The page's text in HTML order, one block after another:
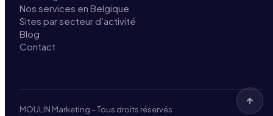
Nos services en Belgique
Sites par secteur d’activité
Blog
Contact
MOULIN Marketing – Tous droits réservés